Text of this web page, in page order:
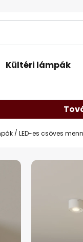
Kültéri lámpák
LED-es csöves